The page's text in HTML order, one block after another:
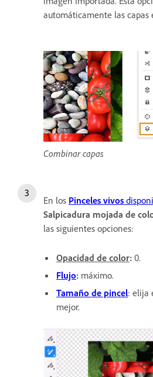
automáticamente las capas
Combinar capas
En los Pinceles vivos
Salpicadura mojada de
las siguientes opciones:
Opacidad de color: 0.
Flujo: máximo.
Tamaño de pincel: elija
mejor.